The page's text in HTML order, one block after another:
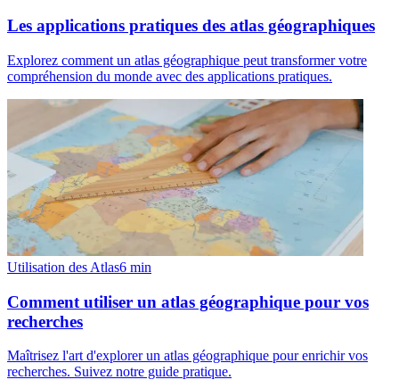
Les applications pratiques des atlas géographiques
Explorez comment un atlas géographique peut transformer votre
compréhension du monde avec des applications pratiques.
Utilisation des Atlas6 min
Comment utiliser un atlas géographique pour vos
recherches
Maîtrisez l'art d'explorer un atlas géographique pour enrichir vos
recherches. Suivez notre guide pratique.